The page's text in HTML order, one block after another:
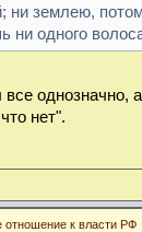
ни землею,
ни одного
однозначно,
нет".
отношение к власти РФ